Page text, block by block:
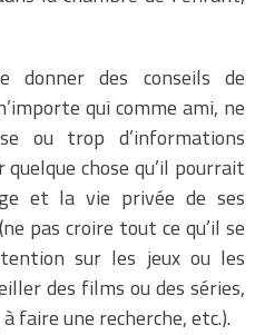
donner des conseils de
qui comme ami, ne
ou trop d’informations
chose qu’il pourrait
et la vie privée de ses
pas croire tout ce qu’il se
sur les jeux ou les
des films ou des séries,
faire une recherche, etc.).